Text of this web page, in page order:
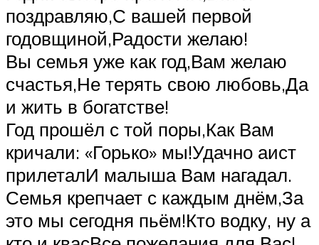
поздравляю,С вашей первой
годовщиной,Радости желаю!
Вы семья уже как год,Вам желаю
счастья,Не терять свою любовь,Да
и жить в богатстве!
Год прошёл с той поры,Как Вам
кричали: «Горько» мы!Удачно аист
прилеталИ малыша Вам нагадал.
Семья крепчает с каждым днём,За
это мы сегодня пьём!Кто водку, ну а